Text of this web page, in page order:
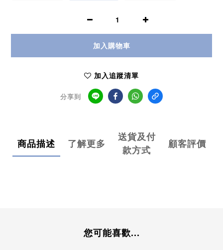
加入購物車
加入追蹤清單
分享到
商品描述 了解更多
送貨及付
款方式
顧客評價
您可能喜歡...